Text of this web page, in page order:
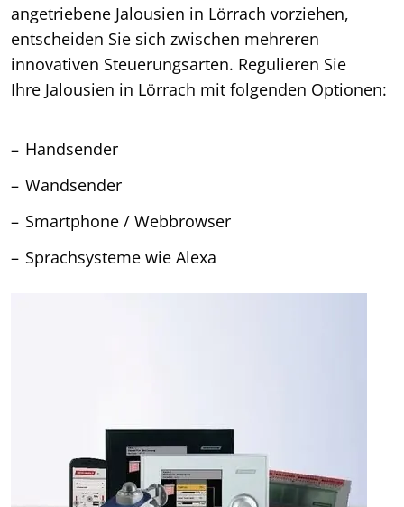
angetriebene Jalousien in Lörrach vorziehen,
entscheiden Sie sich zwischen mehreren
innovativen Steuerungsarten. Regulieren Sie
Ihre Jalousien in Lörrach mit folgenden Optionen:
Handsender
Wandsender
Smartphone / Webbrowser
Sprachsysteme wie Alexa